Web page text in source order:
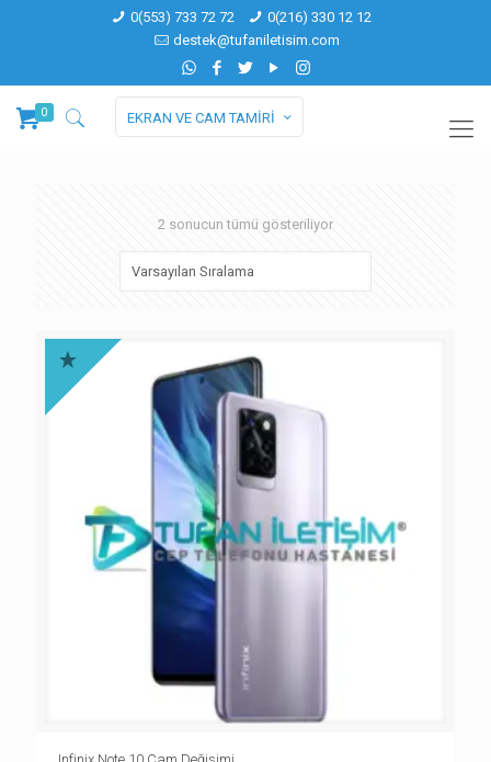
0(553) 733 72 72
0(216) 330 12 12
destek@tufaniletisim.com
0 EKRAN VE CAM TAMİRİ
2 sonucun tümü gösteriliyor